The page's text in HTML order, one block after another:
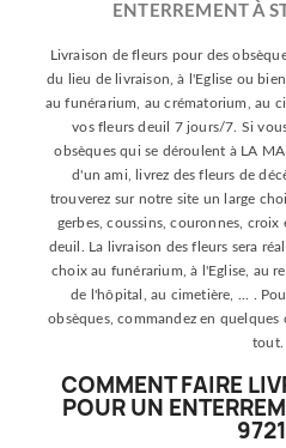
ENTERREMENT À
Livraison de fleurs pour des
du lieu de livraison, à l'Eglise ou
au funérarium, au crématorium, au
vos fleurs deuil 7 jours/7. Si
obsèques qui se déroulent à LA
d'un ami, livrez des fleurs de
trouverez sur notre site un large
gerbes, coussins, couronnes,
deuil. La livraison des fleurs sera
choix au funérarium, à l'Eglise, au
de l'hôpital, au cimetière, ... .
obsèques, commandez en
tout.
COMMENT FAIRE
POUR UN